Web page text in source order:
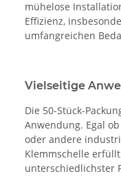
mühelose
Effizienz,
umfangreichen
Vielseitige
Die 50-Stück-
Anwendung. Egal
oder andere
Klemmschelle
unterschiedlichster